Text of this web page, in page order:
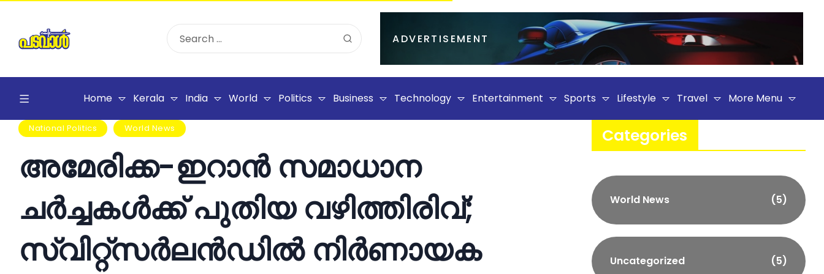
ADVERTISEMENT
Home Kerala India World Politics Business Technology Entertainment Sports Lifestyle Travel More Menu
National Politics World News
അമേരിക്ക-ഇറാൻ സമാധാന
ചർച്ചകൾക്ക് പുതിയ വഴിത്തിരിവ്;
സ്വിറ്റ്സർലൻഡിൽ നിർണായക
Categories
World News (5)
Uncategorized (5)